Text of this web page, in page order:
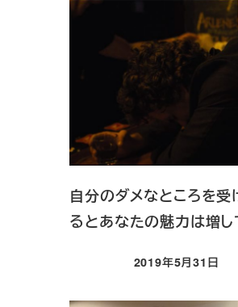
自分のダメなところを受
るとあなたの魅力は増し
投稿日
2019年5月31日